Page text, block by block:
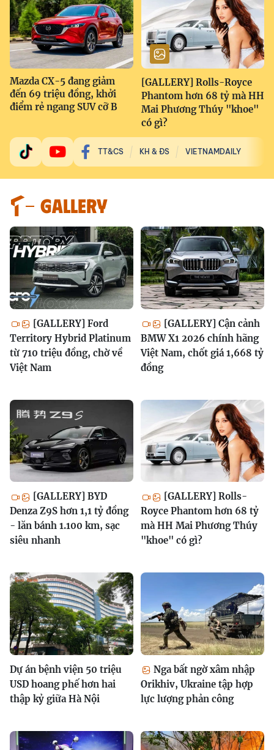
Mazda CX-5 đang giảm
đến 69 triệu đồng, khởi
điểm rẻ ngang SUV cỡ B
[GALLERY] Rolls-Royce
Phantom hơn 68 tỷ mà HH
Mai Phương Thúy "khoe"
có gì?
TT&CS KH & ĐS VIETNAMDAILY
GALLERY
[GALLERY] Ford
Territory Hybrid Platinum
từ 710 triệu đồng, chờ về
Việt Nam
[GALLERY] Cận cảnh
BMW X1 2026 chính hãng
Việt Nam, chốt giá 1,668 tỷ
đồng
[GALLERY] BYD
Denza Z9S hơn 1,1 tỷ đồng
- lăn bánh 1.100 km, sạc
siêu nhanh
[GALLERY] Rolls-
Royce Phantom hơn 68 tỷ
mà HH Mai Phương Thúy
"khoe" có gì?
Dự án bệnh viện 50 triệu
USD hoang phế hơn hai
thập kỷ giữa Hà Nội
Nga bất ngờ xâm nhập
Orikhiv, Ukraine tập hợp
lực lượng phản công